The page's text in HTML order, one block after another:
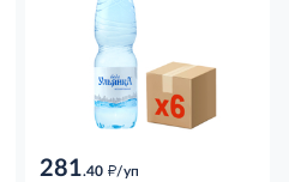
281.40 д/уп